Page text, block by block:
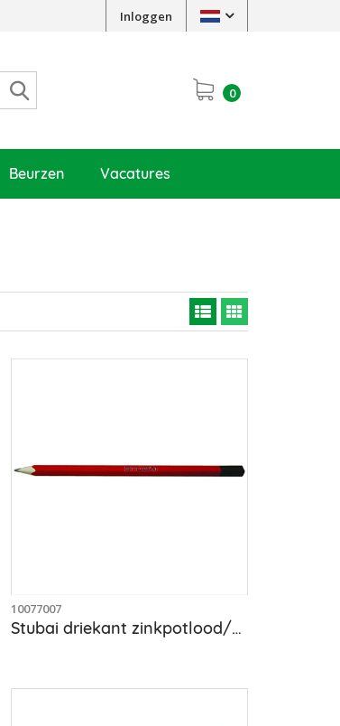
Inloggen
0
Beurzen Vacatures
Stubai driekant zinkpotlood/allesschrijver
10077007